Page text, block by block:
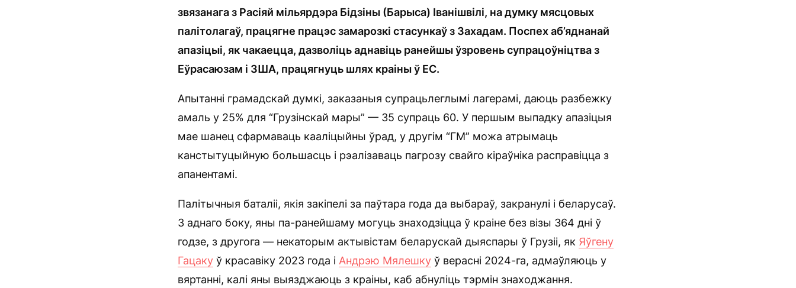
звязанага з Расіяй мільярдэра Бідзіны (Барыса) Іванішвілі, на думку мясцовых
палітолагаў, працягне працэс замарозкі стасункаў з Захадам. Поспех аб’яднанай
апазіцыі, як чакаецца, дазволіць аднавіць ранейшы ўзровень супрацоўніцтва з
Еўрасаюзам і ЗША, працягнуць шлях краіны ў ЕС.
Апытанні грамадскай думкі, заказаныя супрацьлеглымі лагерамі, даюць разбежку
амаль у 25% для “Грузінскай мары” — 35 супраць 60. У першым выпадку апазіцыя
мае шанец сфармаваць кааліцыйны ўрад, у другім “ГМ” можа атрымаць
канстытуцыйную большасць і рэалізаваць пагрозу свайго кіраўніка расправіцца з
апанентамі.
Палітычныя баталіі, якія закіпелі за паўтара года да выбараў, закранулі і беларусаў.
З аднаго боку, яны па-ранейшаму могуць знаходзіцца ў краіне без візы 364 дні ў
годзе, з другога — некаторым актывістам беларускай дыяспары ў Грузіі, як Яўгену
Гацаку ў красавіку 2023 года і Андрэю Мялешку ў верасні 2024-га, адмаўляюць у
вяртанні, калі яны выязджаюць з краіны, каб абнуліць тэрмін знаходжання.